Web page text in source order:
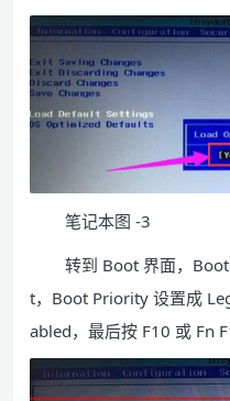
笔记本图 -3
转到 Boot 界面，
t，Boot Priority 设置成
abled，最后按 F10 或 Fn